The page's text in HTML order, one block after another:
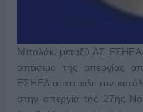
Μπαλάκι μεταξύ ΔΣ ΕΣΗΕΑ
σπάσιμο της απεργίας
ΕΣΗΕΑ απέστειλε τον
στην απεργία της 27ης